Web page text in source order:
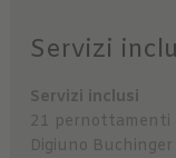
Servizi
Servizi inclusi
21 pernottamenti
Digiuno